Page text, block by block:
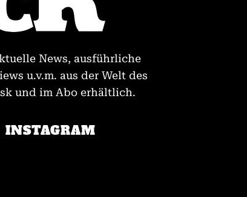
News, ausführliche
u.v.m. aus der Welt des
und im Abo erhältlich.
INSTAGRAM